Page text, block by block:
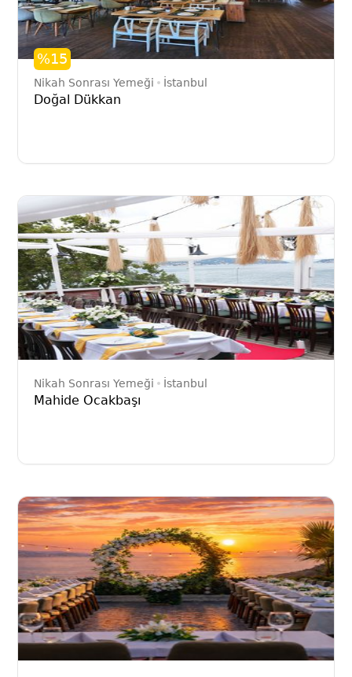
%15
Nikah Sonrası Yemeği İstanbul
Doğal Dükkan
Nikah Sonrası Yemeği İstanbul
Mahide Ocakbaşı